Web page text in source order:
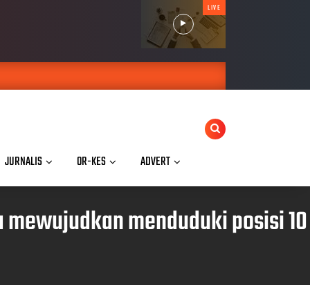
LIVE
JURNALIS OR-KES ADVERT
mewujudkan menduduki posisi 10